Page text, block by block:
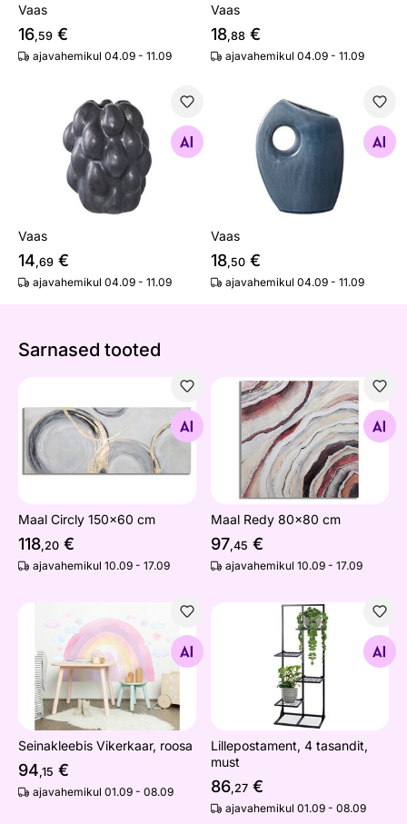
Vaas
16,59 €
ajavahemikul 04.09 - 11.09
Vaas
18,88 €
ajavahemikul 04.09 - 11.09
Otsi sarnaseid
Vaas
14,69 €
ajavahemikul 04.09 - 11.09
Otsi sarnaseid
Vaas
18,50 €
ajavahemikul 04.09 - 11.09
Sarnased tooted
Maal Circly 150x60 cm
Otsi sarnaseid
Maal Circly 150x60 cm
118,20 €
ajavahemikul 10.09 - 17.09
Maal Redy 80x80 cm
Otsi sarnaseid
Maal Redy 80x80 cm
97,45 €
ajavahemikul 10.09 - 17.09
Seinakleebis Vikerkaar, roosa
Otsi sarnaseid
Seinakleebis Vikerkaar, roosa
94,15 €
ajavahemikul 01.09 - 08.09
Lillepostament, 4 tasandit,
Otsi sarnaseid
Lillepostament, 4 tasandit,
must
86,27 €
ajavahemikul 01.09 - 08.09